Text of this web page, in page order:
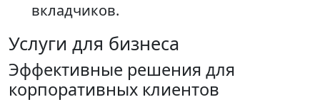
вкладчиков.
Услуги для бизнеса
Эффективные решения для
корпоративных клиентов